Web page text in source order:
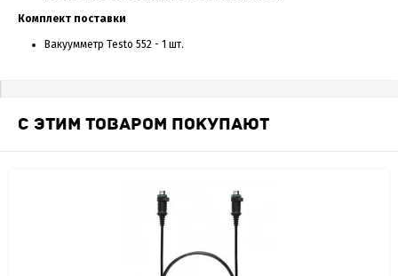
Комплект поставки
Вакуумметр Testo 552 - 1 шт.
С ЭТИМ ТОВАРОМ ПОКУПАЮТ